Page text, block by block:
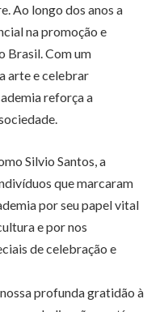
Ao longo dos anos a
na promoção e
Brasil. Com um
arte e celebrar
reforça a
Silvio Santos, a
que marcaram
por seu papel vital
e por nos
de celebração e
profunda gratidão à